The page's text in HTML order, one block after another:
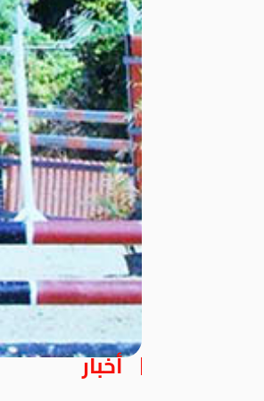
أخبار